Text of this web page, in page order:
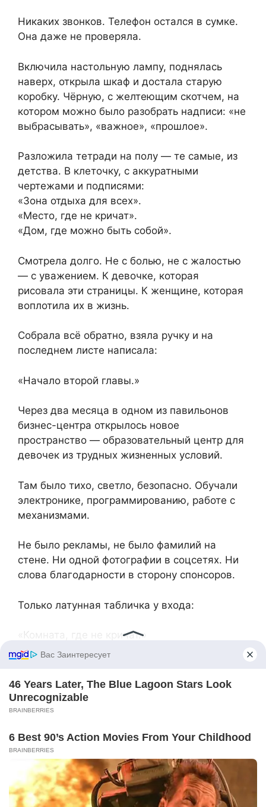
Никаких звонков. Телефон остался в сумке.
Она даже не проверяла.
Включила настольную лампу, поднялась
наверх, открыла шкаф и достала старую
коробку. Чёрную, с желтеющим скотчем, на
котором можно было разобрать надписи: «не
выбрасывать», «важное», «прошлое».
Разложила тетради на полу — те самые, из
детства. В клеточку, с аккуратными
чертежами и подписями:
«Зона отдыха для всех».
«Место, где не кричат».
«Дом, где можно быть собой».
Смотрела долго. Не с болью, не с жалостью
— с уважением. К девочке, которая
рисовала эти страницы. К женщине, которая
воплотила их в жизнь.
Собрала всё обратно, взяла ручку и на
последнем листе написала:
«Начало второй главы.»
Через два месяца в одном из павильонов
бизнес-центра открылось новое
пространство — образовательный центр для
девочек из трудных жизненных условий.
Там было тихо, светло, безопасно. Обучали
электронике, программированию, работе с
механизмами.
Не было рекламы, не было фамилий на
стене. Ни одной фотографии в соцсетях. Ни
слова благодарности в сторону спонсоров.
Только латунная табличка у входа:
«Комната, где не кричат.»
a
c
b
o
o
k
w
itt
h